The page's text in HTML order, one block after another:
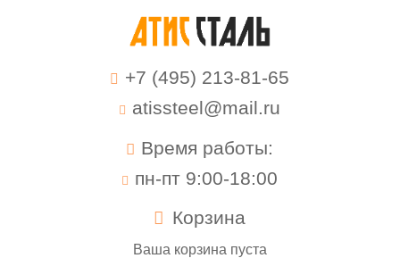
+7 (495) 213-81-65
atissteel@mail.ru
Время работы:
пн-пт 9:00-18:00
Корзина
Ваша корзина пуста